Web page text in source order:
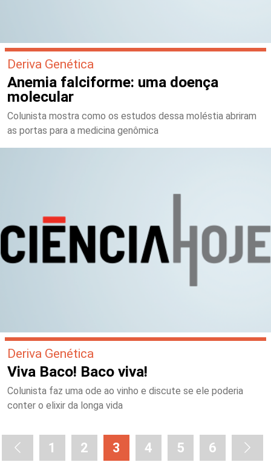
Deriva Genética
Anemia falciforme: uma doença
molecular
Colunista mostra como os estudos dessa moléstia abriram
as portas para a medicina genômica
Deriva Genética
Viva Baco! Baco viva!
Colunista faz uma ode ao vinho e discute se ele poderia
conter o elixir da longa vida
1 2 3 4 5 6